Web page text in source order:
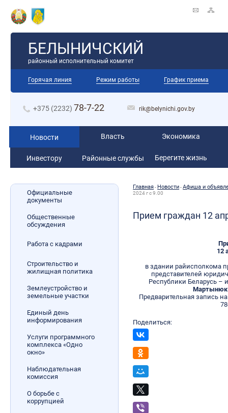
БЕЛЫНИЧСКИЙ
районный исполнительный комитет
Горячая линия Режим работы График приема
+375 (2232) 78-7-22 rik@belynichi.gov.by
Новости Власть Экономика
Инвестору Районные службы Берегите жизнь
Официальные
документы
Общественные
обсуждения
Работа с кадрами
Строительство и
жилищная политика
Землеустройство и
земельные участки
Единый день
информирования
Услуги программного
комплекса «Одно
окно»
Наблюдательная
комиссия
О борьбе с
коррупцией
Главная- Новости-Афиша и
2024 г с 9.00
Прием граждан 12
12
в здании райисполкома
представителей
Республики Беларусь –
Мартынюк
Предварительная запись
Поделиться: